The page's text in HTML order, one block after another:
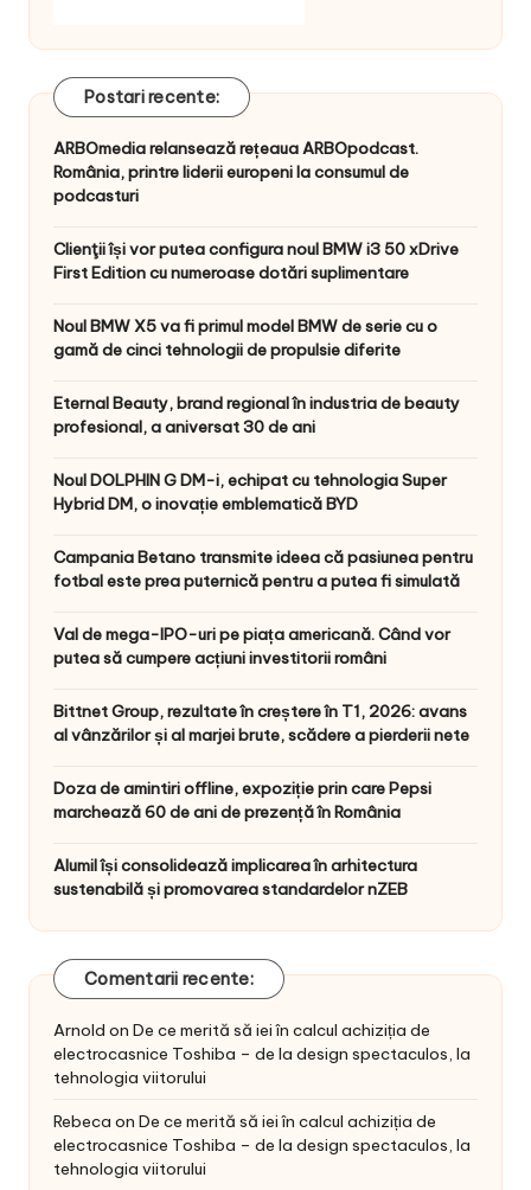
Postari recente:
ARBOmedia relansează rețeaua ARBOpodcast.
România, printre liderii europeni la consumul de
podcasturi
Clienţii își vor putea configura noul BMW i3 50 xDrive
First Edition cu numeroase dotări suplimentare
Noul BMW X5 va fi primul model BMW de serie cu o
gamă de cinci tehnologii de propulsie diferite
Eternal Beauty, brand regional în industria de beauty
profesional, a aniversat 30 de ani
Noul DOLPHIN G DM-i, echipat cu tehnologia Super
Hybrid DM, o inovație emblematică BYD
Campania Betano transmite ideea că pasiunea pentru
fotbal este prea puternică pentru a putea fi simulată
Val de mega-IPO-uri pe piața americană. Când vor
putea să cumpere acțiuni investitorii români
Bittnet Group, rezultate în creștere în T1, 2026: avans
al vânzărilor și al marjei brute, scădere a pierderii nete
Doza de amintiri offline, expoziție prin care Pepsi
marchează 60 de ani de prezență în România
Alumil își consolidează implicarea în arhitectura
sustenabilă și promovarea standardelor nZEB
Comentarii recente:
Arnold on De ce merită să iei în calcul achiziția de
electrocasnice Toshiba – de la design spectaculos, la
tehnologia viitorului
Rebeca on De ce merită să iei în calcul achiziția de
electrocasnice Toshiba – de la design spectaculos, la
tehnologia viitorului